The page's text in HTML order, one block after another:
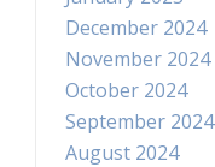
December 2024
November 2024
October 2024
September 2024
August 2024